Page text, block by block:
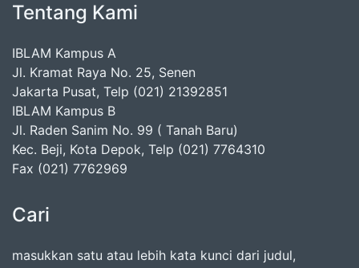
Tentang Kami
IBLAM Kampus A
Jl. Kramat Raya No. 25, Senen
Jakarta Pusat, Telp (021) 21392851
IBLAM Kampus B
Jl. Raden Sanim No. 99 ( Tanah Baru)
Kec. Beji, Kota Depok, Telp (021) 7764310
Fax (021) 7762969
Cari
masukkan satu atau lebih kata kunci dari judul,